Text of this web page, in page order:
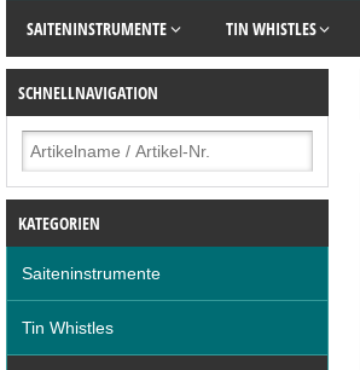
SAITENINSTRUMENTE TIN WHISTLES
SCHNELLNAVIGATION
KATEGORIEN
Saiteninstrumente
Tin Whistles